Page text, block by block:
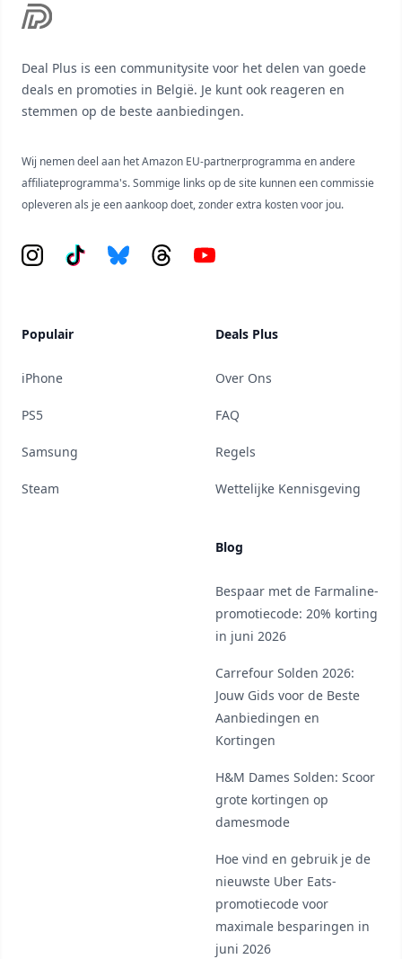
Deal Plus is een communitysite voor het delen van goede
deals en promoties in België. Je kunt ook reageren en
stemmen op de beste aanbiedingen.
Wij nemen deel aan het Amazon EU-partnerprogramma en andere
affiliateprogramma's. Sommige links op de site kunnen een commissie
opleveren als je een aankoop doet, zonder extra kosten voor jou.
Instagram
Tiktok BlueskyThreadsYouTube
Populair
iPhone
PS5
Samsung
Steam
Deals Plus
Over Ons
FAQ
Regels
Wettelijke Kennisgeving
Blog
Bespaar met de Farmaline-
promotiecode: 20% korting
in juni 2026
Carrefour Solden 2026:
Jouw Gids voor de Beste
Aanbiedingen en
Kortingen
H&M Dames Solden: Scoor
grote kortingen op
damesmode
Hoe vind en gebruik je de
nieuwste Uber Eats-
promotiecode voor
maximale besparingen in
juni 2026